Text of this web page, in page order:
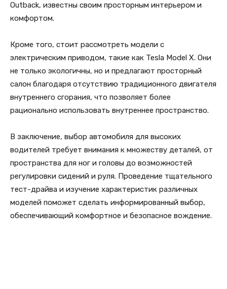
Outback, известны своим просторным интерьером и
комфортом.
Кроме того, стоит рассмотреть модели с
электрическим приводом, такие как Tesla Model X. Они
не только экологичны, но и предлагают просторный
салон благодаря отсутствию традиционного двигателя
внутреннего сгорания, что позволяет более
рационально использовать внутреннее пространство.
В заключение, выбор автомобиля для высоких
водителей требует внимания к множеству деталей, от
пространства для ног и головы до возможностей
регулировки сидений и руля. Проведение тщательного
тест-драйва и изучение характеристик различных
моделей поможет сделать информированный выбор,
обеспечивающий комфортное и безопасное вождение.